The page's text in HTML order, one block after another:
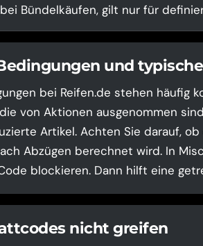
bei Bündelkäufen, gilt nur für
und
bei Reifen.de stehen häufig
von Aktionen ausgenommen
Artikel. Achten Sie darauf,
Abzügen berechnet wird. In
blockieren. Dann hilft eine
nicht greifen